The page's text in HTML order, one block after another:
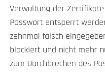
Verwaltung der
Passwort entsperrt
zehnmal falsch
blockiert und nicht mehr
zum Durchbrechen des